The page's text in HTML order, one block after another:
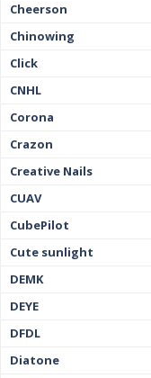
Cheerson
Chinowing
Click
CNHL
Corona
Crazon
Creative Nails
CUAV
CubePilot
Cute sunlight
DEMK
DEYE
DFDL
Diatone